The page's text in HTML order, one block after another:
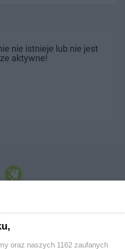
nie istnieje lub nie jest
aktywne!
Internetowy Serwis Informacyjny Miasta
oraz naszych 1162 zaufanych